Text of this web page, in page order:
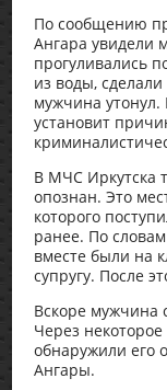
По сообщению
Ангара увидели
прогуливались
из воды,
мужчина утонул.
установит
В МЧС Иркутска
опознан. Это
которого
ранее. По
вместе были на
супругу. После
Вскоре мужчина
Через
обнаружили его
Ангары.